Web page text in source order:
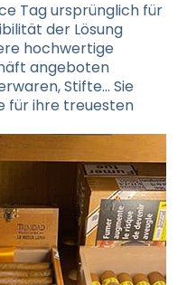
Tag ursprünglich für
der Lösung
hochwertige
angeboten
Stifte… Sie
für ihre treuesten